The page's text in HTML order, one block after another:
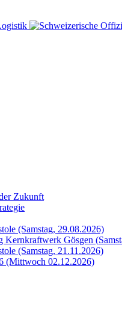
Zukunft
(Samstag, 29.08.2026)
Kernkraftwerk Gösgen
(Samstag, 21.11.2026)
(Mittwoch 02.12.2026)